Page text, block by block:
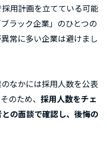
用計画を立てている可能
ラック企業」のひとつの
常に多い企業は避けまし
なかには採用人数を公表
のため、 採用人数をチェ
の面談で確認し、後悔の